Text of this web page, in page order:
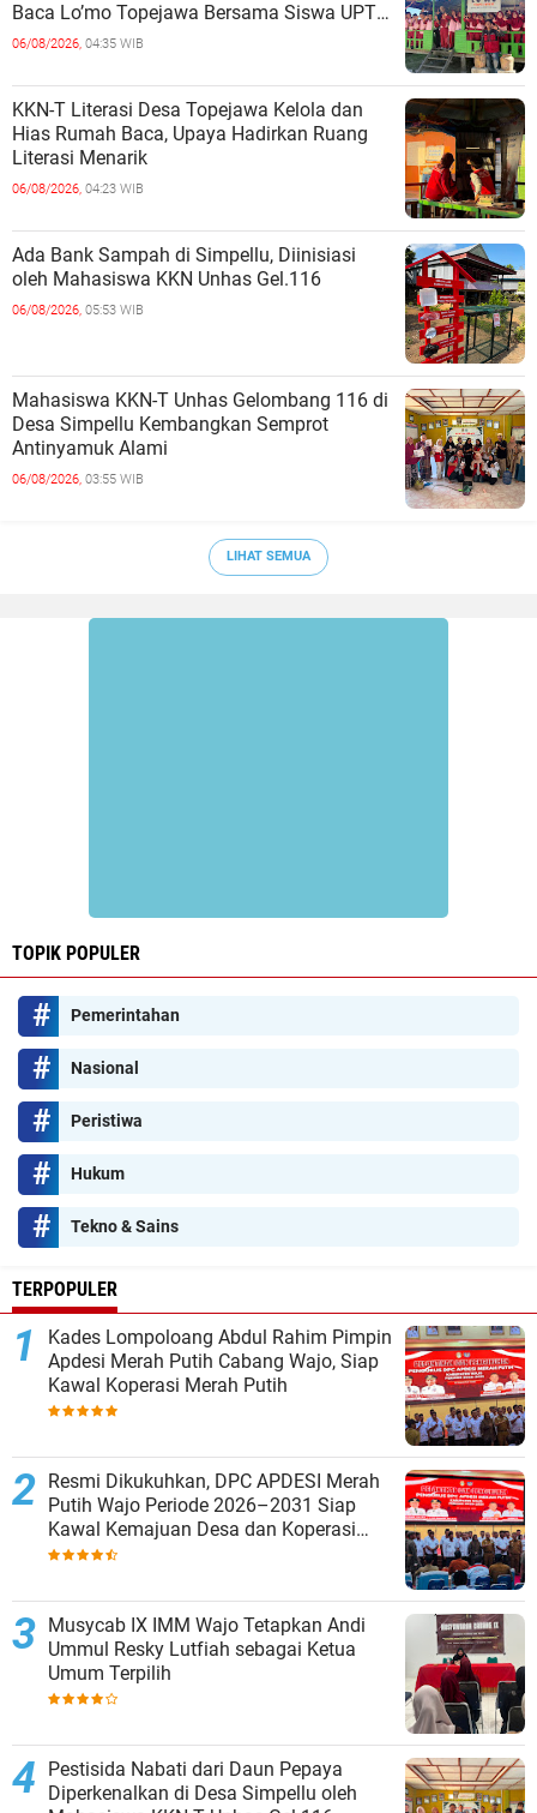
Baca Lo’mo Topejawa Bersama Siswa UPT
SDN 66 Kajang
06/08/2026, 04:35 WIB
KKN-T Literasi Desa Topejawa Kelola dan
Hias Rumah Baca, Upaya Hadirkan Ruang
Literasi Menarik
06/08/2026, 04:23 WIB
Ada Bank Sampah di Simpellu, Diinisiasi
oleh Mahasiswa KKN Unhas Gel.116
06/08/2026, 05:53 WIB
Mahasiswa KKN-T Unhas Gelombang 116 di
Desa Simpellu Kembangkan Semprot
Antinyamuk Alami
06/08/2026, 03:55 WIB
LIHAT SEMUA
TOPIK POPULER
Pemerintahan
Nasional
Peristiwa
Hukum
Tekno & Sains
TERPOPULER
Kades Lompoloang Abdul Rahim Pimpin
Apdesi Merah Putih Cabang Wajo, Siap
Kawal Koperasi Merah Putih
Resmi Dikukuhkan, DPC APDESI Merah
Putih Wajo Periode 2026–2031 Siap
Kawal Kemajuan Desa dan Koperasi
Merah Putih
Musycab IX IMM Wajo Tetapkan Andi
Ummul Resky Lutfiah sebagai Ketua
Umum Terpilih
Pestisida Nabati dari Daun Pepaya
Diperkenalkan di Desa Simpellu oleh